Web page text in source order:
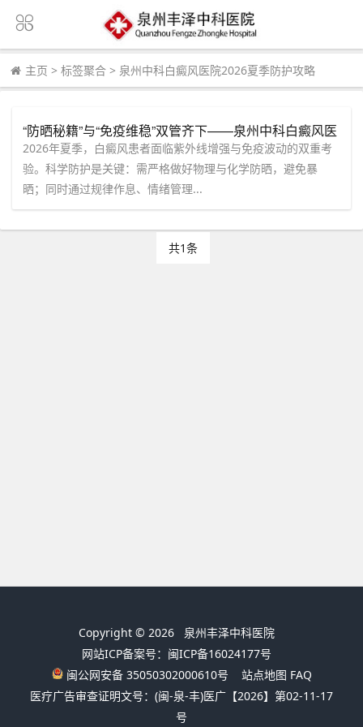
主页 > 标签聚合 > 泉州中科白癜风医院2026夏季防护攻略
“防晒秘籍”与“免疫维稳”双管齐下——泉州中科白癜风医
院发布2026夏季白斑管理全景攻略
2026年夏季，白癜风患者面临紫外线增强与免疫波动的双重考
验。科学防护是关键：需严格做好物理与化学防晒，避免暴
晒；同时通过规律作息、情绪管理...
共1条
Copyright © 2026 泉州丰泽中科医院
网站ICP备案号：闽ICP备16024177号
闽公网安备 35050302000610号
站点地图 FAQ
医疗广告审查证明文号：(闽-泉-丰)医广【2026】第02-11-17
号